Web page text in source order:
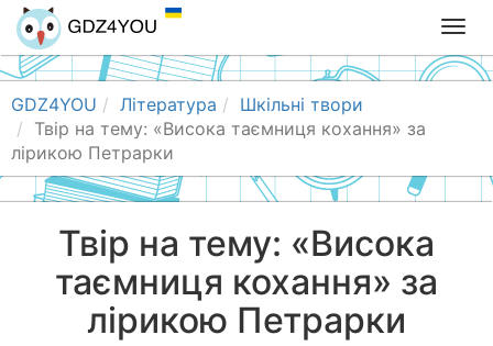
T
o
g
n
a
GDZ4YOU Література
Шкільні твори
Твір на тему: «Висока таємниця кохання» за
лірикою Петрарки
Твір на тему: «Висока
таємниця кохання» за
лірикою Петрарки